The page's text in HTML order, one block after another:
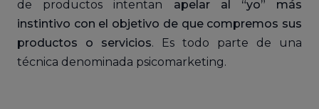
de productos intentan apelar al “yo” más
instintivo con el objetivo de que compremos sus
productos o servicios. Es todo parte de una
técnica denominada psicomarketing.